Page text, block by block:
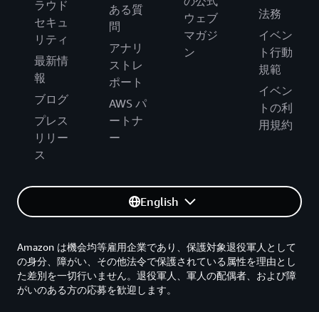
ラウド
セキュ
リティ
最新情
報
ブログ
プレス
リリー
ス
ある質
問
アナリ
ストレ
ポート
AWS パ
ートナ
ー
ウェブ
マガジ
ン
法務
イベン
ト行動
規範
イベン
トの利
用規約
English
Amazon は機会均等雇用企業であり、保護対象退役軍人として
の身分、障がい、その他法令で保護されている属性を理由とし
た差別を一切行いません。退役軍人、軍人の配偶者、および障
がいのある方の応募を歓迎します。